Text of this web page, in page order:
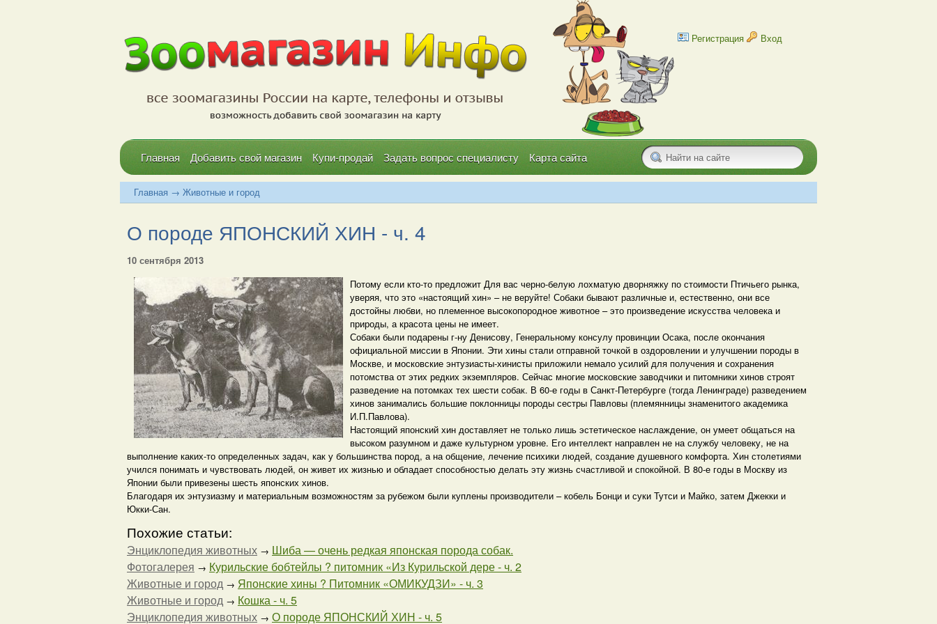
Регистрация Вход
Главная Добавить свой магазин Купи-продай Задать вопрос специалисту Карта сайта
Главная → Животные и город
О породе ЯПОНСКИЙ ХИН - ч. 4
10 сентября 2013
Потому если кто-то предложит Для вас черно-белую лохматую дворняжку по стоимости Птичьего рынка,
уверяя, что это «настоящий хин» – не веруйте! Собаки бывают различные и, естественно, они все
достойны любви, но племенное высокопородное животное – это произведение искусства человека и
природы, а красота цены не имеет.
Собаки были подарены г-ну Денисову, Генеральному консулу провинции Осака, после окончания
официальной миссии в Японии. Эти хины стали отправной точкой в оздоровлении и улучшении породы в
Москве, и московские энтузиасты-хинисты приложили немало усилий для получения и сохранения
потомства от этих редких экземпляров. Сейчас многие московские заводчики и питомники хинов строят
разведение на потомках тех шести собак. В 60-е годы в Санкт-Петербурге (тогда Ленинграде) разведением
хинов занимались большие поклонницы породы сестры Павловы (племянницы знаменитого академика
И.П.Павлова).
Настоящий японский хин доставляет не только лишь эстетическое наслаждение, он умеет общаться на
высоком разумном и даже культурном уровне. Его интеллект направлен не на службу человеку, не на
выполнение каких-то определенных задач, как у большинства пород, а на общение, лечение психики людей, создание душевного комфорта. Хин столетиями
учился понимать и чувствовать людей, он живет их жизнью и обладает способностью делать эту жизнь счастливой и спокойной. В 80-е годы в Москву из
Японии были привезены шесть японских хинов.
Благодаря их энтузиазму и материальным возможностям за рубежом были куплены производители – кобель Бонци и суки Тутси и Майко, затем Джекки и
Юкки-Сан.
Похожие статьи:
Энциклопедия животных → Шиба — очень редкая японская порода собак.
Фотогалерея → Курильские бобтейлы ? питомник «Из Курильской дере - ч. 2
Животные и город → Японские хины ? Питомник «ОМИКУДЗИ» - ч. 3
Животные и город → Кошка - ч. 5
Энциклопедия животных → О породе ЯПОНСКИЙ ХИН - ч. 5